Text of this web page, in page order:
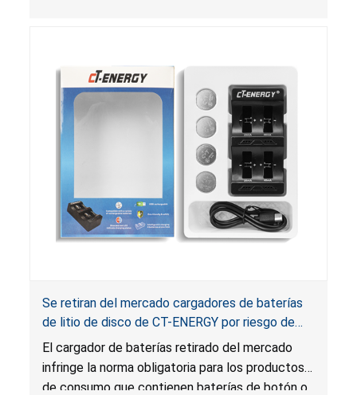
Se retiran del mercado cargadores de baterías
de litio de disco de CT-ENERGY por riesgo de
lesión grave o muerte por ingestión de baterías;
infringen la norma para productos con baterías
de botón y el estatuto sobre empaques de
El cargador de baterías retirado del mercado
infringe la norma obligatoria para los productos
de consumo que contienen baterías de botón o